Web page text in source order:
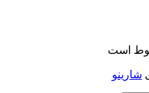
است
شارینو